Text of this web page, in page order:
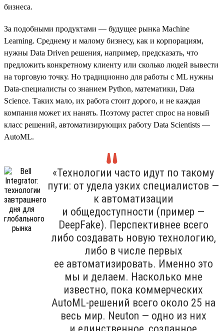
бизнеса.
За подобными продуктами — будущее рынка Machine
Learning. Среднему и малому бизнесу, как и корпорациям,
нужны Data Driven решения, например, предсказать, что
предложить конкретному клиенту или сколько людей вывести
на торговую точку. Но традиционно для работы с ML нужны
Data-специалисты со знанием Python, математики, Data
Science. Таких мало, их работа стоит дорого, и не каждая
компания может их нанять. Поэтому растет спрос на новый
класс решений, автоматизирующих работу Data Scientists —
AutoML.
«Технологии часто идут по такому
пути: от удела узких специалистов —
к автоматизации
и общедоступности (пример —
DeepFake). Перспективнее всего
либо создавать новую технологию,
либо в числе первых
ее автоматизировать. Именно это
мы и делаем. Насколько мне
известно, пока коммерческих
AutoML-решений всего около 25 на
весь мир. Neuton — одно из них